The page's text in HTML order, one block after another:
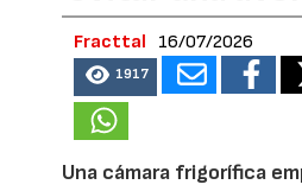
Fracttal 16/07/2026
1917
Una cámara frigorífica